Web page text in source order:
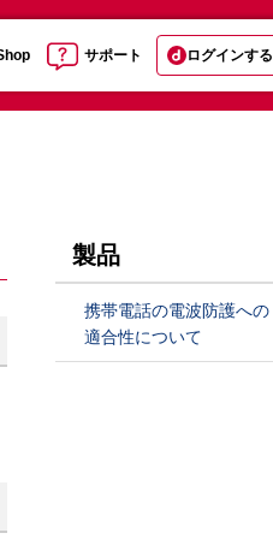
サポート ログインする
製品
携帯電話の電波防護への
適合性について